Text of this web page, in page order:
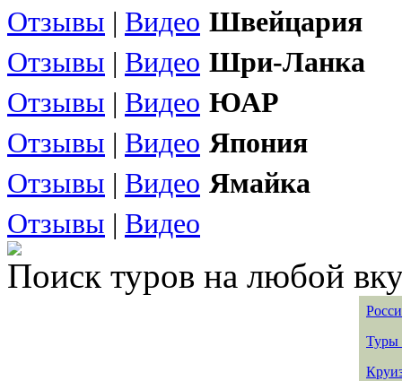
Отзывы | Видео Швейцария
Отзывы | Видео Шри-Ланка
Отзывы | Видео ЮАР
Отзывы | Видео Япония
Отзывы | Видео Ямайка
Отзывы | Видео
Поиск туров на любой
Туры